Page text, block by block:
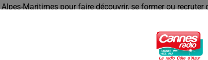
Maritimes pour faire découvrir, se former ou recruter
vous professionnels. Une journée de job dating
d’équipages de 9h30 à 17h00 aux cotés des
journée de Sensibilisation vendredi 25 mars pour la
la SNSM et Pôle Emploi Maritime de 9h30 à